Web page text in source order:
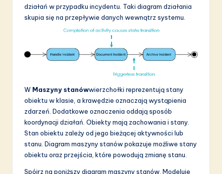
działań w przypadku incydentu. Taki diagram działania
skupia się na przepływie danych wewnątrz systemu.
W Maszyny stanówwierzchołki reprezentują stany
obiektu w klasie, a krawędzie oznaczają wystąpienia
zdarzeń. Dodatkowe oznaczenia oddają sposób
koordynacji działań. Obiekty mają zachowania i stany.
Stan obiektu zależy od jego bieżącej aktywności lub
stanu. Diagram maszyny stanów pokazuje możliwe stany
obiektu oraz przejścia, które powodują zmianę stanu.
Spójrz na poniższy diagram maszyny stanów. Modeluje